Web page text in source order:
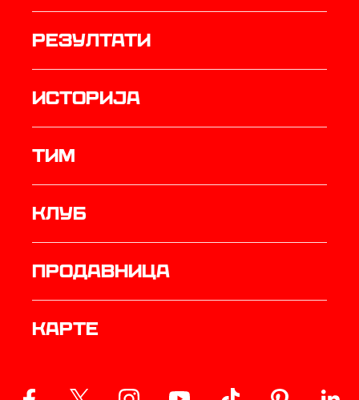
резултати
историја
ТИМ
Клуб
продавница
Карте